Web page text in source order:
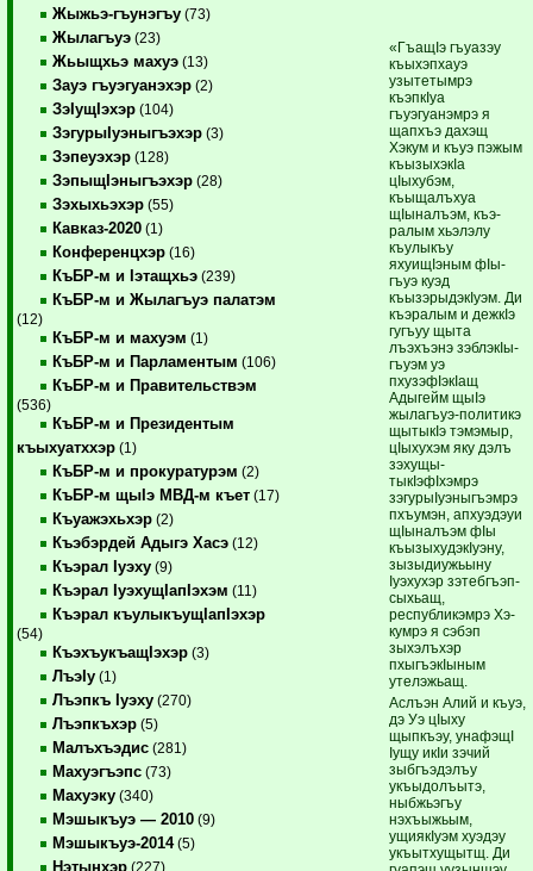
Жыжьэ-гъунэгъу (73)
Жылагъуэ (23)
Жьыщхьэ махуэ (13)
Зауэ гъуэгуанэхэр (2)
ЗэIущIэхэр (104)
ЗэгурыIуэныгъэхэр (3)
Зэпеуэхэр (128)
ЗэпыщIэныгъэхэр (28)
Зэхыхьэхэр (55)
Кавказ-2020 (1)
Конференцхэр (16)
КъБР-м и Iэтащхьэ (239)
КъБР-м и Жылагъуэ палатэм
(12)
КъБР-м и махуэм (1)
КъБР-м и Парламентым (106)
КъБР-м и Правительствэм
(536)
КъБР-м и Президентым
къыхуатххэр (1)
КъБР-м и прокуратурэм (2)
КъБР-м щыIэ МВД-м къет (17)
Къуажэхьхэр (2)
Къэбэрдей Адыгэ Хасэ (12)
Къэрал Iуэху (9)
Къэрал IуэхущIапIэхэм (11)
Къэрал къулыкъущIапIэхэр
(54)
КъэхъукъащIэхэр (3)
ЛъэIу (1)
Лъэпкъ Iуэху (270)
Лъэпкъхэр (5)
Малъхъэдис (281)
Махуэгъэпс (73)
Махуэку (340)
Мэшыкъуэ — 2010 (9)
Мэшыкъуэ-2014(5)
Нэтынхэр (227)
«ГъащIэ гъуазэу
къыхэпхауэ
узытетымрэ
къэпкIуа
гъуэгуанэмрэ я
щапхъэ ­дахэщ
Хэкум и къуэ пэжым
къызыхэкIа
цIыхубэм,
къыщалъхуа
щIыналъэм, къэ­
ралым хьэлэлу
къулы­къу
яхуищIэным фIы­
гъуэ куэд
къызэрыдэкIуэм. Ди
къэралым и дежкIэ
гугъуу щыта
лъэхъэнэ зэблэкIы­
гъуэм уэ
пхузэфIэкIащ
Адыгейм щыIэ
жылагъуэ-политикэ
щы­тыкIэ тэ­мэ­мыр,
цIыхухэм яку дэлъ
зэхущы­
тыкIэфIхэмрэ
зэгурыIуэныгъэмрэ
пхъумэн, апхуэдэуи
щIыналъэм фIы
къызыхудэкIуэну,
зызыдиу­жьыну
Iуэхухэр зэтебгъэп­
сыхьащ,
республикэмрэ Хэ­­
кумрэ я сэбэп
зыхэлъхэр
пхыгъэкIыным
утелэжьащ.
Аслъэн Алий и къуэ,
дэ Уэ цIыху
щыпкъэу, унафэщI
Iущу икIи зэчий
зыбгъэ­дэлъу
укъыдолъытэ,
ныбжьэгъу
нэхъыжьым,
ущиякIуэм хуэдэу
укъытхущытщ. Ди